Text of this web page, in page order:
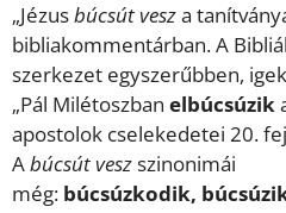
„Jézusbúcsút vesza
bibliakommentárban. A
szerkezet egyszerűbben,
„Pál Milétoszban elbúcsúzik
apostolok cselekedetei 20.
Abúcsút veszszinonimái
még: búcsúzkodik,